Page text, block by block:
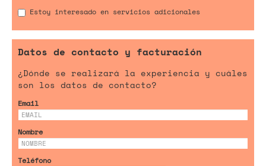
Estoy interesado en servicios adicionales
Datos de contacto y facturación
¿Dónde se realizará la experiencia y cuáles
son los datos de contacto?
Email
Nombre
Teléfono